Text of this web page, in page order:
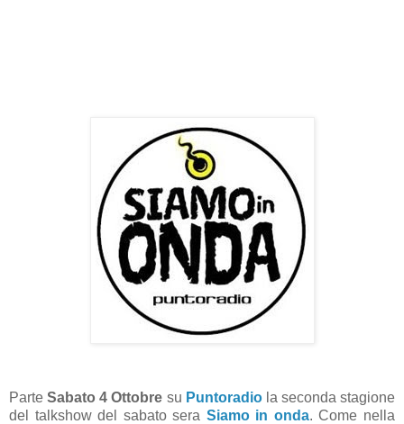
ParteSabato 4 Ottobre su Puntoradiola seconda stagione
del talkshow del sabato sera Siamo in onda. Come nella